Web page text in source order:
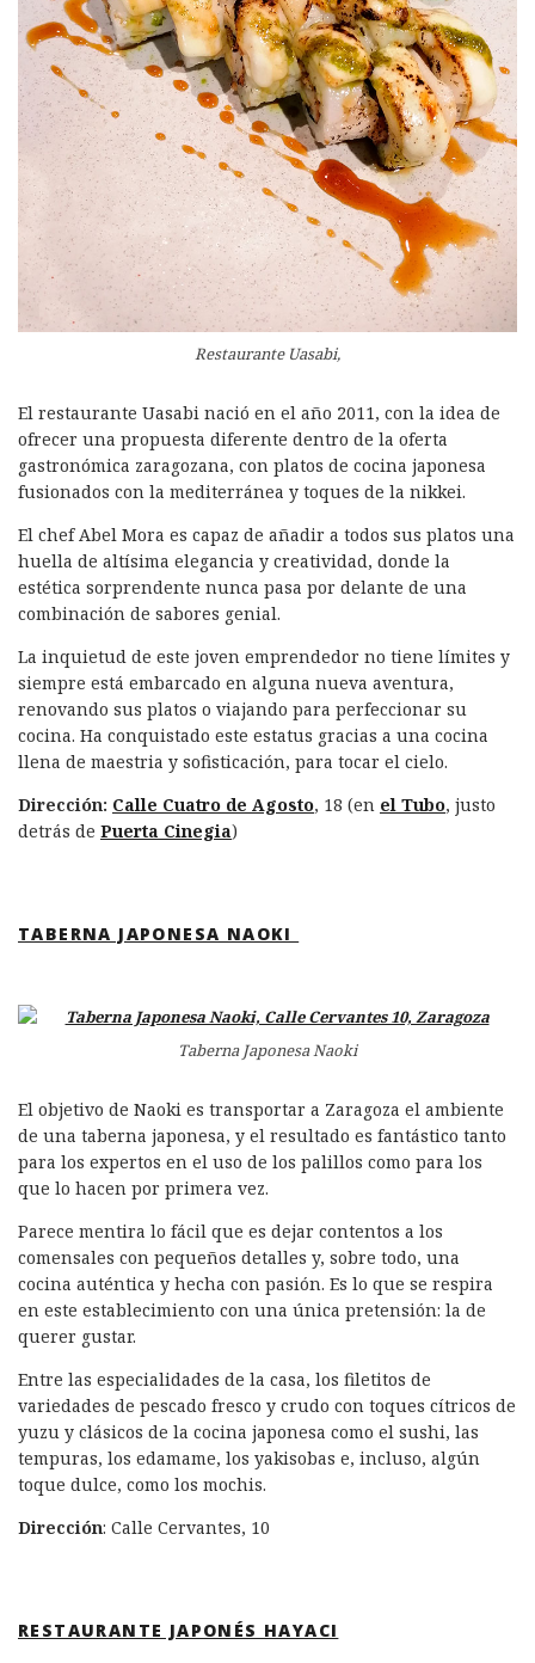
Restaurante Uasabi,
El restaurante Uasabi nació en el año 2011, con la idea de
ofrecer una propuesta diferente dentro de la oferta
gastronómica zaragozana, con platos de cocina japonesa
fusionados con la mediterránea y toques de la nikkei.
El chef Abel Mora es capaz de añadir a todos sus platos una
huella de altísima elegancia y creatividad, donde la
estética sorprendente nunca pasa por delante de una
combinación de sabores genial.
La inquietud de este joven emprendedor no tiene límites y
siempre está embarcado en alguna nueva aventura,
renovando sus platos o viajando para perfeccionar su
cocina. Ha conquistado este estatus gracias a una cocina
llena de maestria y sofisticación, para tocar el cielo.
Dirección: Calle Cuatro de Agosto, 18 (en el Tubo, justo
detrás de Puerta Cinegia)
TABERNA JAPONESA NAOKI
Taberna Japonesa Naoki
El objetivo de Naoki es transportar a Zaragoza el ambiente
de una taberna japonesa, y el resultado es fantástico tanto
para los expertos en el uso de los palillos como para los
que lo hacen por primera vez.
Parece mentira lo fácil que es dejar contentos a los
comensales con pequeños detalles y, sobre todo, una
cocina auténtica y hecha con pasión. Es lo que se respira
en este establecimiento con una única pretensión: la de
querer gustar.
Entre las especialidades de la casa, los filetitos de
variedades de pescado fresco y crudo con toques cítricos de
yuzu y clásicos de la cocina japonesa como el sushi, las
tempuras, los edamame, los yakisobas e, incluso, algún
toque dulce, como los mochis.
Dirección: Calle Cervantes, 10
RESTAURANTE JAPONÉS HAYACI